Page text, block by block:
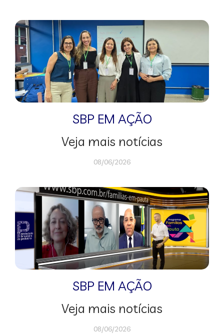
SBP EM AÇÃO
Veja mais notícias
08/06/2026
SBP EM AÇÃO
Veja mais notícias
08/06/2026